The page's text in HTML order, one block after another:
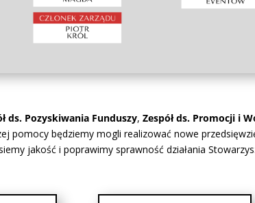
ds. Pozyskiwania Funduszy, Zespół ds. Promocji i
pomocy będziemy mogli realizować nowe
jakość i poprawimy sprawność działania